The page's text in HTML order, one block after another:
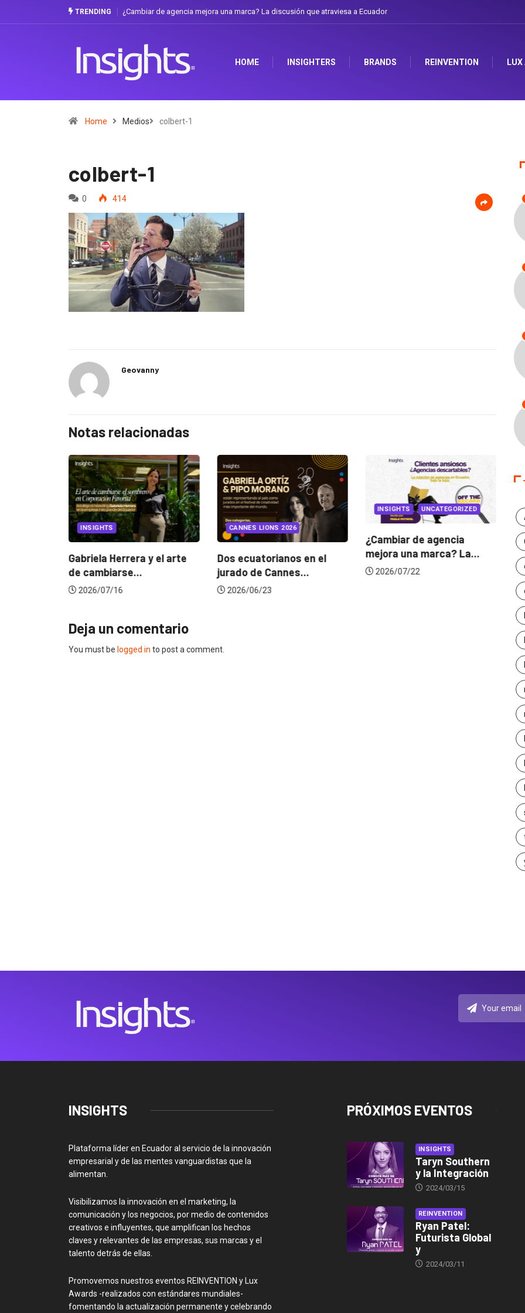
TRENDING ¿Cambiar de agencia mejora una marca? La discusión que atraviesa a Ecuador
HOME INSIGHTERS BRANDS REINVENTION LUX
Home Medios colbert-1
colbert-1
0 414
Geovanny
Notas relacionadas
INSIGHTS
Gabriela Herrera y el arte
de cambiarse...
2026/07/16
CANNES LIONS 2026
Dos ecuatorianos en el
jurado de Cannes...
2026/06/23
INSIGHTS UNCATEGORIZED
¿Cambiar de agencia
mejora una marca? La...
2026/07/22
Deja un comentario
You must be logged in to post a comment.
INSIGHTS
Plataforma líder en Ecuador al servicio de la innovación
empresarial y de las mentes vanguardistas que la
alimentan.
Visibilizamos la innovación en el marketing, la
comunicación y los negocios, por medio de contenidos
creativos e influyentes, que amplifican los hechos
claves y relevantes de las empresas, sus marcas y el
talento detrás de ellas.
Promovemos nuestros eventos REINVENTION y Lux
Awards -realizados con estándares mundiales-
fomentando la actualización permanente y celebrando
PRÓXIMOS EVENTOS
INSIGHTS
Taryn Southern
y la Integración
2024/03/15
REINVENTION
Ryan Patel:
Futurista Global
y
2024/03/11